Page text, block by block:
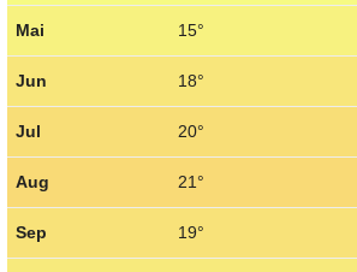
Mai 15°
Jun 18°
Jul 20°
Aug 21°
Sep 19°